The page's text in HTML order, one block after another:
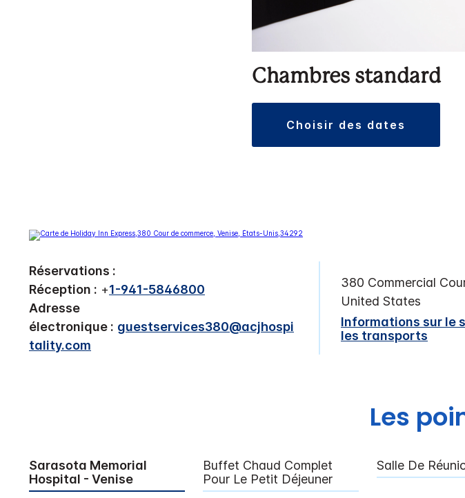
Chambres standard
choisir des dates
Réservations :
Réception : +1-941-5846800
Adresse
électronique : guestservices380@acjhospi
tality.com
380 Commercial
United States
Informations sur le
les transports
Les
Sarasota Memorial
Hospital - Venise
Buffet Chaud Complet
Pour Le Petit Déjeuner
Salle De